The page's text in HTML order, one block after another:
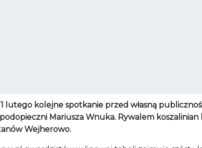
lutego kolejne spotkanie przed własną
Mariusza Wnuka. Rywalem koszalinian
Wejherowo.